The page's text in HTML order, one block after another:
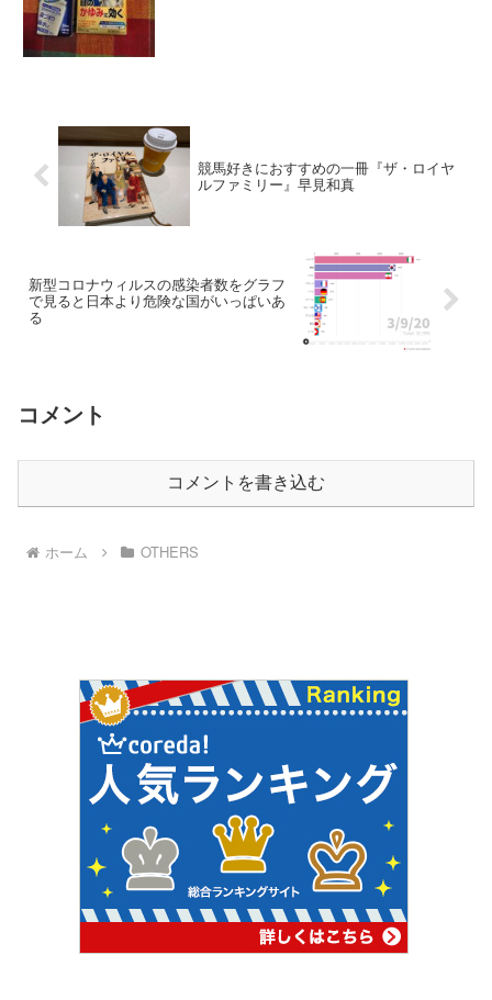
競馬好きにおすすめの一冊『ザ・ロイヤ
ルファミリー』早見和真
新型コロナウィルスの感染者数をグラフ
で見ると日本より危険な国がいっぱいあ
る
コメント
コメントを書き込む
ホーム OTHERS